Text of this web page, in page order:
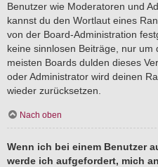
Benutzer wie Moderatoren und
kannst du den Wortlaut eines
von der Board-Administration
keine sinnlosen Beiträge, nur
meisten Boards dulden dieses
oder Administrator wird deinen
wieder zurücksetzen.
Nach oben
Wenn ich bei einem Benutzer
werde ich aufgefordert, mich